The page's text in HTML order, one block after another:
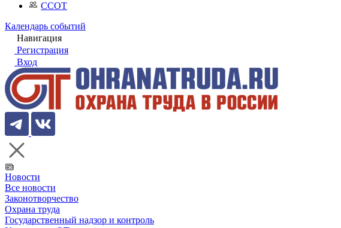
ССОТ
Календарь событий
Навигация
Регистрация
Вход
Новости
Все новости
Законотворчество
Охрана труда
Государственный надзор и контроль